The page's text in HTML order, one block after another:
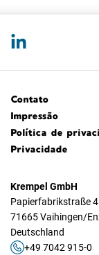
Contato
Impressão
Política de
Privacidade
Krempel GmbH
Papierfabrikstraße 4
71665 Vaihingen/
Deutschland
+49 7042 915-0